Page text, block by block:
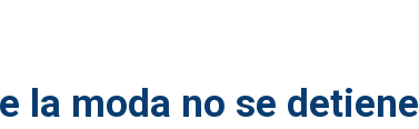
la moda no se detiene